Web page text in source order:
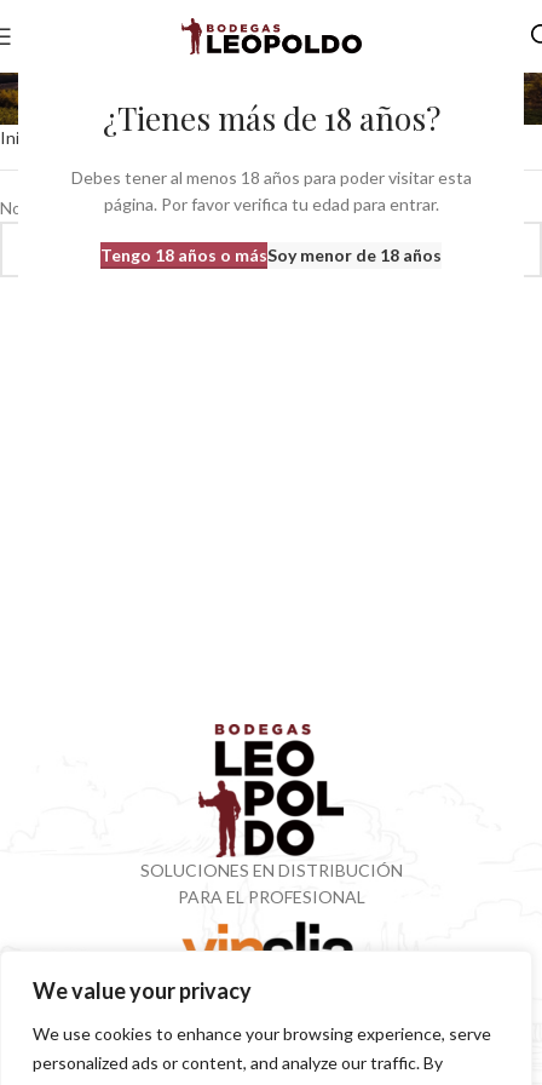
¿Tienes más de 18 años?
Debes tener al menos 18 años para poder visitar esta
página. Por favor verifica tu edad para entrar.
Tengo 18 años o másSoy menor de 18 años
We value your privacy
We use cookies to enhance your browsing experience, serve
personalized ads or content, and analyze our traffic. By
hacienda altamira
Inicio Productos etiquetados “hacienda altamira”
No se han encontrado productos que coincidan con tu selección.
SOLUCIONES EN DISTRIBUCIÓN
PARA EL PROFESIONAL
EN VINOS Y DESTILADOS